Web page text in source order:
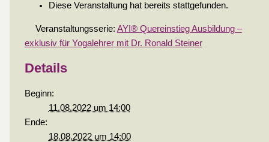
Diese Veranstaltung hat bereits stattgefunden.
Veranstaltungsserie: AYI® Quereinstieg Ausbildung –
exklusiv für Yogalehrer mit Dr. Ronald Steiner
Details
Beginn:
11.08.2022 um 14:00
Ende:
18.08.2022 um 14:00